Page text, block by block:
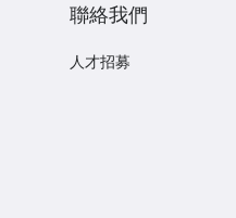
聯絡我們
人才招募